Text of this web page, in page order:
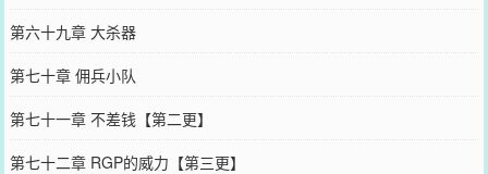
第六十九章 大杀器
第七十章 佣兵小队
第七十一章 不差钱【第二更】
第七十二章 RGP的威力【第三更】